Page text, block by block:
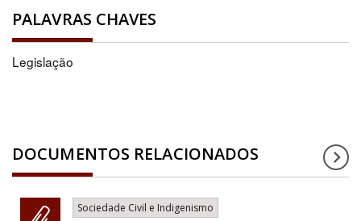
PALAVRAS CHAVES
Legislação
DOCUMENTOS RELACIONADOS
Sociedade Civil e Indigenismo